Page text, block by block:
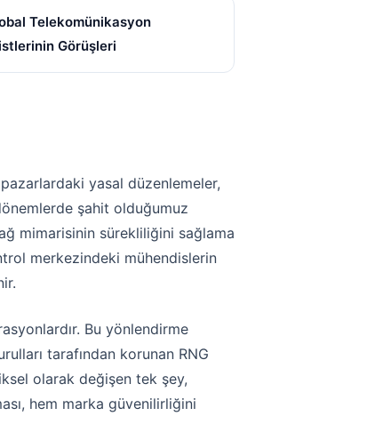
Telekomünikasyon
Görüşleri
yasal düzenlemeler,
şahit olduğumuz
mimarisinin sürekliliğini sağlama
merkezindeki mühendislerin
Bu yönlendirme
tarafından korunan RNG
olarak değişen tek şey,
hem marka güvenilirliğini